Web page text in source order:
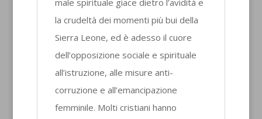
la crudeltà dei momenti più bui della
Sierra Leone, ed è adesso il cuore
dell’opposizione sociale e spirituale
all’istruzione, alle misure anti-
corruzione e all’emancipazione
femminile. Molti cristiani hanno